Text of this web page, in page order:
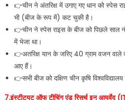
👉चीन ने अंतरिक्ष में उगाए गए धान को स्पेस
भी (बीज के रूप में) कट चुकी है।
👉चीन ने स्पेस राइस के बीज को पिछले साल
में भेजा था।
👉अतरिक्ष यान के जरिए 40 ग्राम वजन वाले
आए हैं।
👉सभी बीज को दक्षिण चीन कृषि
7.इंस्टीट्यूट ऑफ टीचिंग एंड रिसर्च इन आयुर्वेद